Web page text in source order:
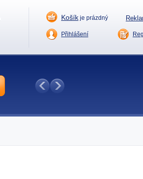
Košík je prázdný
Přihlášení